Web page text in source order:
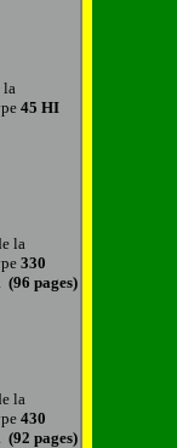
la
45 HI
e la
330
(96 pages)
e la
430
(92 pages)